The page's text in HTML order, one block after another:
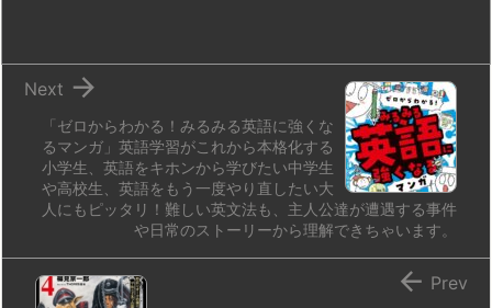
「ゼロからわかる！みるみる英語に強くな
るマンガ」英語学習がこれから本格化する
小学生、英語をキホンから学びたい中学生
や高校生、英語をもう一度やり直したい大
人にもピッタリ！難しい英文法も、主人公達が遭遇する事件
や日常のストーリーから理解できちゃいます。

Next
 Prev